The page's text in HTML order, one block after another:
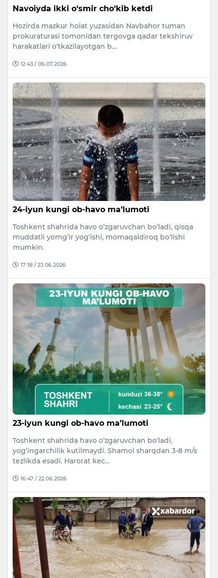
Navoiyda ikki o‘smir cho‘kib ketdi
Hozirda mazkur holat yuzasidan Navbahor tuman
prokuraturasi tomonidan tergovga qadar tekshiruv
harakatlari o‘tkazilayotgan b…
12:43 / 06.07.2026
24-iyun kungi ob-havo ma’lumoti
Toshkent shahrida havo o‘zgaruvchan bo‘ladi, qisqa
muddatli yomg‘ir yog‘ishi, momaqaldiroq bo‘lishi
mumkin.
17:18 / 23.06.2026
23-iyun kungi ob-havo ma’lumoti
Toshkent shahrida havo o‘zgaruvchan bo‘ladi,
yog‘ingarchilik kutilmaydi. Shamol sharqdan 3-8 m/s
tezlikda esadi. Harorat kec…
16:47 / 22.06.2026